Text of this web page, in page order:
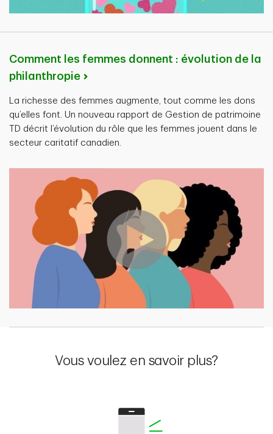
Comment les femmes donnent : évolution de la
philanthropie
La richesse des femmes augmente, tout comme les dons
qu’elles font. Un nouveau rapport de Gestion de patrimoine
TD décrit l’évolution du rôle que les femmes jouent dans le
secteur caritatif canadien.
Vous voulez en savoir plus?